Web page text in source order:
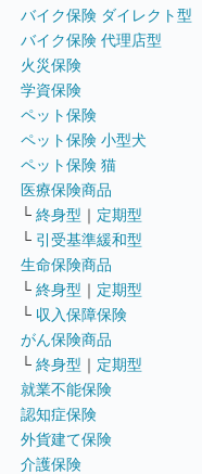
バイク保険 ダイレクト型
バイク保険 代理店型
火災保険
学資保険
ペット保険
ペット保険 小型犬
ペット保険 猫
医療保険商品
└ 終身型 ｜ 定期型
└ 引受基準緩和型
生命保険商品
└ 終身型 ｜ 定期型
└ 収入保障保険
がん保険商品
└ 終身型 ｜ 定期型
就業不能保険
認知症保険
外貨建て保険
介護保険